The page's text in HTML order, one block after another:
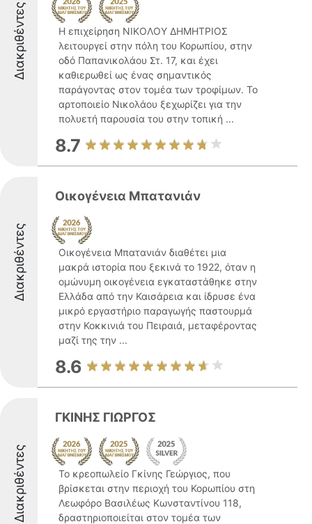
Διακριθέντες
Η επιχείρηση ΝΙΚΟΛΟΥ ΔΗΜΗΤΡΙΟΣ
λειτουργεί στην πόλη του Κορωπίου, στην
οδό Παπανικολάου Στ. 17, και έχει
καθιερωθεί ως ένας σημαντικός
παράγοντας στον τομέα των τροφίμων. Το
αρτοποιείο Νικολάου ξεχωρίζει για την
πολυετή παρουσία του στην τοπική ...
8.7
Διακριθέντες
Οικογένεια Μπατανιάν
Οικογένεια Μπατανιάν διαθέτει μια
μακρά ιστορία που ξεκινά το 1922, όταν η
ομώνυμη οικογένεια εγκαταστάθηκε στην
Ελλάδα από την Καισάρεια και ίδρυσε ένα
μικρό εργαστήριο παραγωγής παστουρμά
στην Κοκκινιά του Πειραιά, μεταφέροντας
μαζί της την ...
8.6
Διακριθέντες
ΓΚΙΝΗΣ ΓΙΩΡΓΟΣ
Το κρεοπωλείο Γκίνης Γεώργιος, που
βρίσκεται στην περιοχή του Κορωπίου στη
Λεωφόρο Βασιλέως Κωνσταντίνου 118,
δραστηριοποιείται στον τομέα των